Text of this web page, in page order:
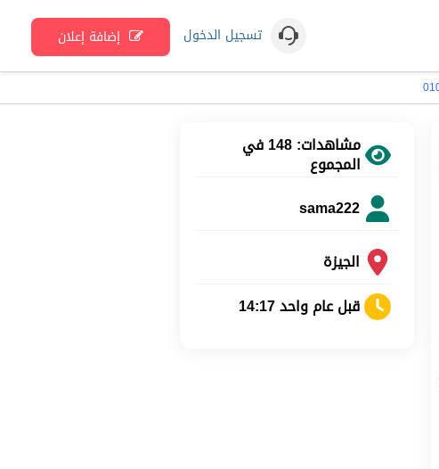
تسجيل الدخول إضافة إعلان
مشاهدات: 148 في
المجموع
sama222
الجيزة
قبل عام واحد 14:17